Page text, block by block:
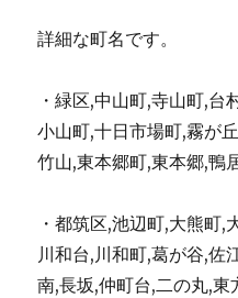
詳細な町名です。
・緑区,中山町,寺山町,台
小山町,十日市場町,霧が
竹山,東本郷町,東本郷,鴨
・都筑区,池辺町,大熊町,
川和台,川和町,葛が谷,佐
南,長坂,仲町台,二の丸,